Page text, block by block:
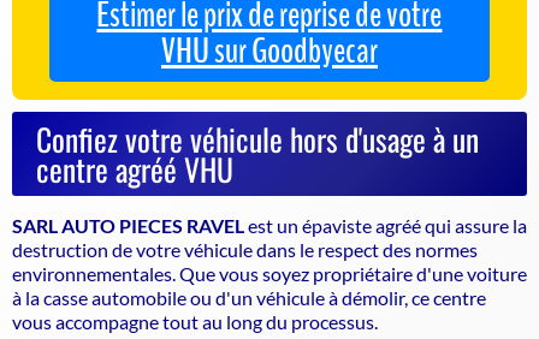
Estimer le prix de reprise de votre
VHU sur Goodbyecar
Confiez votre véhicule hors d'usage à un
centre agréé VHU
SARL AUTO PIECES RAVEL est un épaviste agrééqui assure la
destruction de votre véhicule dans le respect des normes
environnementales. Que vous soyez propriétaire d'une voiture
à la casse automobile ou d'un véhicule à démolir, ce centre
vous accompagne tout au long du processus.